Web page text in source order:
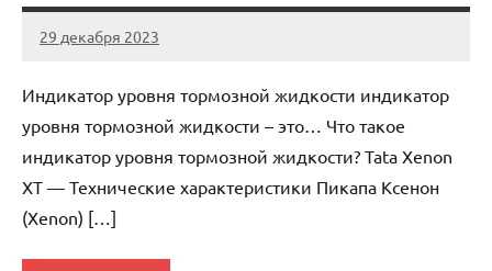
29 декабря 2023
avtogear63_r
Нет
Индикатор уровня тормозной жидкости индикатор
уровня тормозной жидкости – это… Что такое
индикатор уровня тормозной жидкости? Tata Xenon
XT — Технические характеристики Пикапа Ксенон
(Xenon) […]